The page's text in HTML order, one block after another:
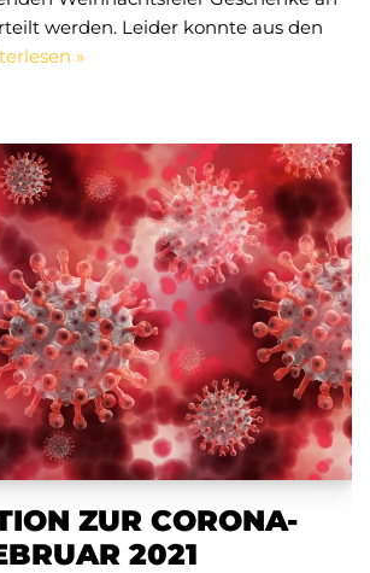
werden. Leider konnte aus den
»
ZUR CORONA-
2021